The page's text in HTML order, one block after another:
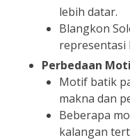
lebih datar.
Blangkon
representasi
Perbedaan
Motif batik
makna dan
Beberapa
kalangan